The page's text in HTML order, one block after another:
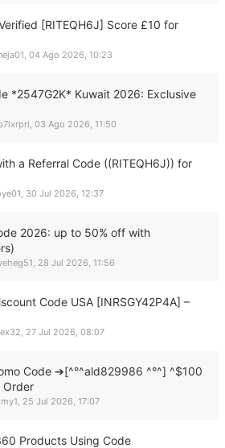
[RITEQH6J] Score £10 for
, 04 Ago 2026, 10:23
*2547G2K* Kuwait 2026: Exclusive
, 03 Ago 2026, 11:50
a Referral Code ((RITEQH6J)) for
, 30 Jul 2026, 12:37
2026: up to 50% off with
, 28 Jul 2026, 11:56
Code USA [INRSGY42P4A] –
, 27 Jul 2026, 08:07
Code ➔[^°^ald829986 ^°^] ^$100
Order
, 25 Jul 2026, 17:07
Products Using Code